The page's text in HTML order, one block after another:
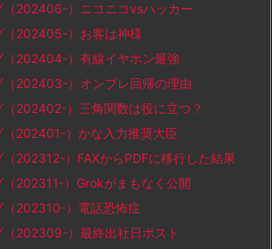
202406-）ニコニコvsハッカー
202405-）お客は神様
202404-）有線イヤホン最強
202403-）オンプレ回帰の理由
202402-）三角関数は役に立つ？
202401-）かな入力推奨大臣
202312-）FAXからPDFに移行した結果
202311-）Grokがまもなく公開
202310-）電話恐怖症
202309-）最終出社日ポスト